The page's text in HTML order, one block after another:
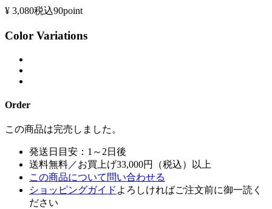
¥ 3,080税込90point
Color Variations
Order
この商品は完売しました。
発送日目安：1～2日後
送料無料／お買上げ33,000円（税込）以上
この商品について問い合わせる
ショッピングガイド よろしければご注文前に御一読く
ださい